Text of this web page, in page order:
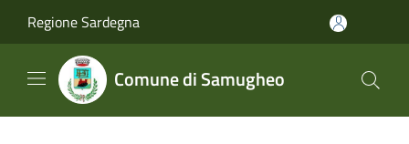
Regione Sardegna
Comune di Samugheo